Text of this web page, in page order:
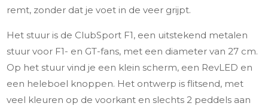
remt, zonder dat je voet in de veer grijpt.
Het stuur is de ClubSport F1, een uitstekend metalen
stuur voor F1- en GT-fans, met een diameter van 27 cm.
Op het stuur vind je een klein scherm, een RevLED en
een heleboel knoppen. Het ontwerp is flitsend, met
veel kleuren op de voorkant en slechts 2 peddels aan